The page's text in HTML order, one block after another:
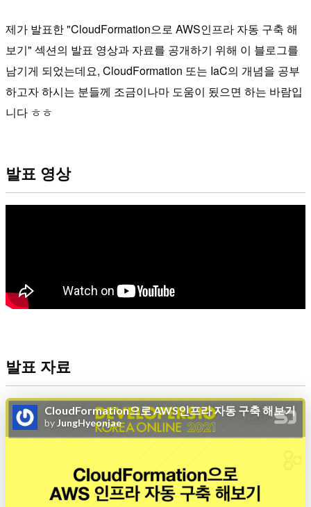
제가 발표한 "CloudFormation으로 AWS인프라 자동 구축 해
보기" 섹션의 발표 영상과 자료를 공개하기 위해 이 블로그를
남기게 되었는데요, CloudFormation 또는 IaC의 개념을 공부
하고자 하시는 분들께 조금이나마 도움이 됬으면 하는 바람입
니다 ㅎㅎ
발표 영상
발표 자료